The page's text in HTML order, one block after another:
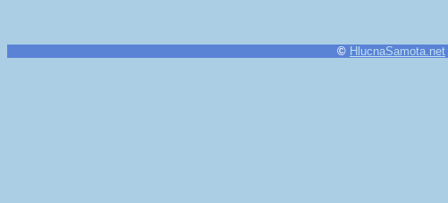
© HlucnaSamota.net